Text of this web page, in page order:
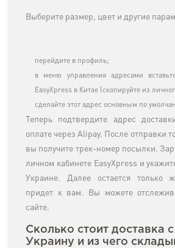
Выберите размер, цвет и другие
перейдите в профиль;
в меню управления адресами
EasyXpress в Китае (скопируйте из
сделайте этот адрес основным по
Теперь подтвердите адрес
оплате через Alipay. После отправки
вы получите трек-номер посылки.
личном кабинете EasyXpress и
Украине. Далее остается только
придет к вам. Вы можете
сайте.
Сколько стоит доставка
Украину и из чего